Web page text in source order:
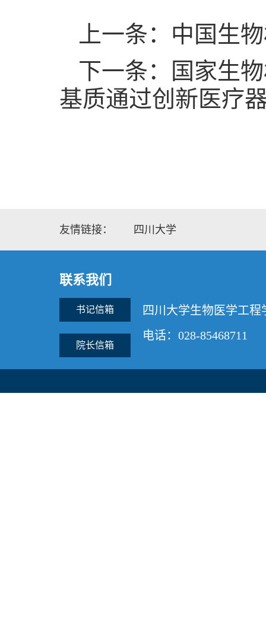
上一条：中国生
下一条：国家生
基质通过创新医疗
友情链接： 四川大学
联系我们
书记信箱
院长信箱
四川大学生物医学工程
电话：028-85468711